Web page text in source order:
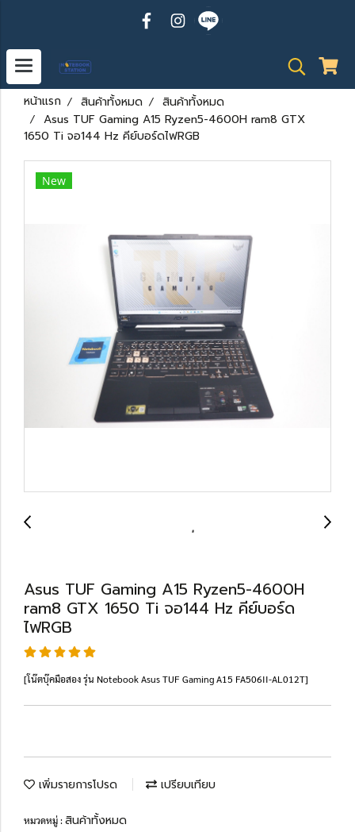
หน้าแรก สินค้าทั้งหมด
สินค้าทั้งหมด
Asus TUF Gaming A15 Ryzen5-4600H ram8 GTX
1650 Ti จอ144 Hz คีย์บอร์ดไฟRGB
New
Asus TUF Gaming A15 Ryzen5-4600H
ram8 GTX 1650 Ti จอ144 Hz คีย์บอร์ด
ไฟRGB
[โน๊ตบุ๊คมือสอง รุ่น Notebook Asus TUF Gaming A15 FA506II-AL012T]
เพิ่มรายการโปรด เปรียบเทียบ
หมวดหมู่ :สินค้าทั้งหมด